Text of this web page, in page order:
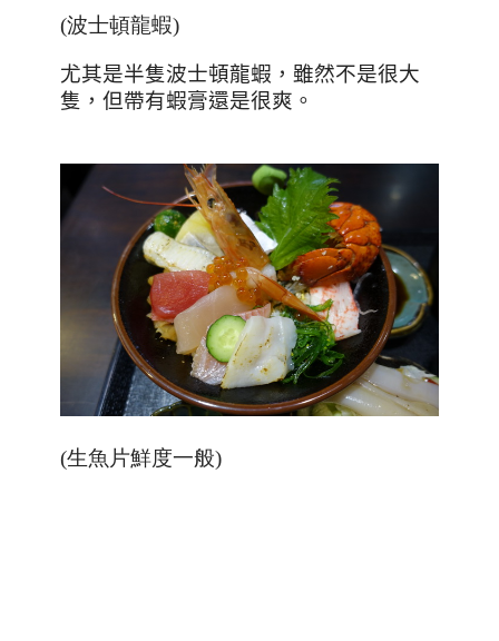
(波士頓龍蝦)
尤其是半隻波士頓龍蝦，雖然不是很大
隻，但帶有蝦膏還是很爽。
(生魚片鮮度一般)